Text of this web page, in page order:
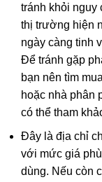
tránh khỏi nguy
thị trường hiện
ngày càng tinh
Để tránh gặp
bạn nên tìm
hoặc nhà phân
có thể tham
Đây là địa chỉ
với mức giá
dùng. Nếu còn